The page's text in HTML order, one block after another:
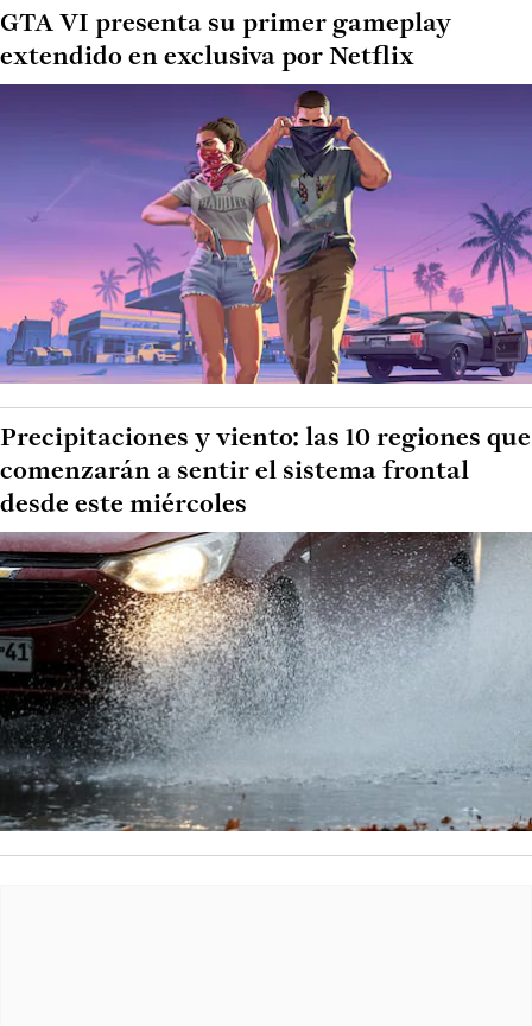
GTA VI presenta su primer gameplay
extendido en exclusiva por Netflix
Precipitaciones y viento: las 10 regiones que
comenzarán a sentir el sistema frontal
desde este miércoles